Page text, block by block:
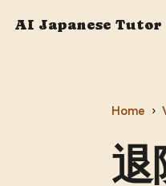
AI Japanese Tutor
Home ›
退